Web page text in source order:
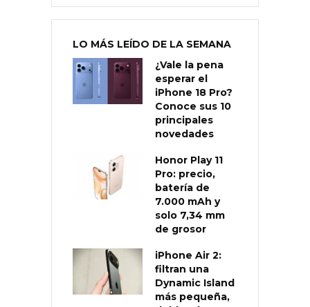
LO MÁS LEÍDO DE LA SEMANA
¿Vale la pena
esperar el
iPhone 18 Pro?
Conoce sus 10
principales
novedades
Honor Play 11
Pro: precio,
batería de
7.000 mAh y
solo 7,34 mm
de grosor
iPhone Air 2:
filtran una
Dynamic Island
más pequeña,